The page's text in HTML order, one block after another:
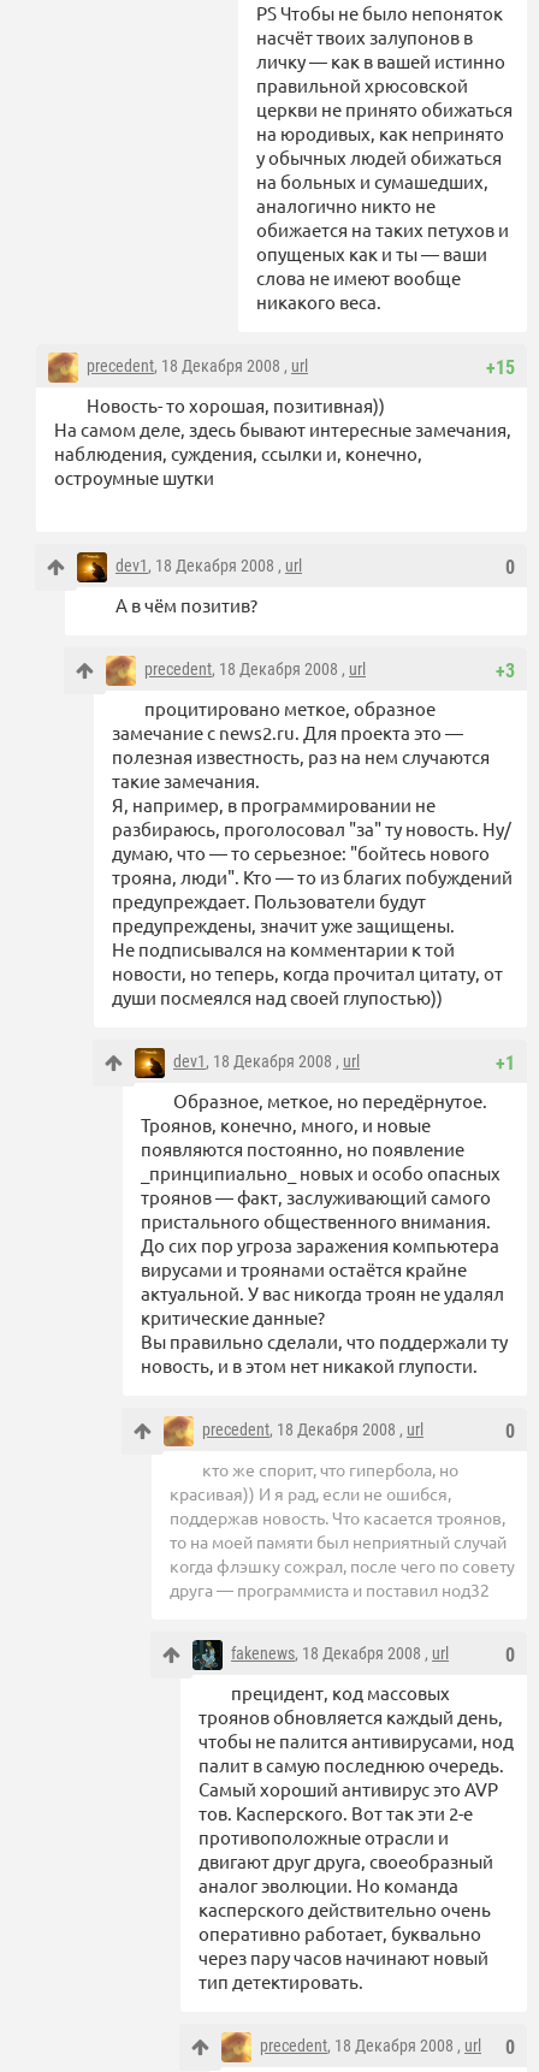
PS Чтобы не было непоняток
насчёт твоих залупонов в
личку — как в вашей истинно
правильной хрюсовской
церкви не принято обижаться
на юродивых, как непринято
у обычных людей обижаться
на больных и сумашедших,
аналогично никто не
обижается на таких петухов и
опущеных как и ты — ваши
слова не имеют вообще
никакого веса.
+15
precedent, 18 Декабря 2008 , url
Новость- то хорошая, позитивная))
На самом деле, здесь бывают интересные замечания,
наблюдения, суждения, ссылки и, конечно,
остроумные шутки
0
dev1, 18 Декабря 2008 , url
А в чём позитив?
+3
precedent, 18 Декабря 2008 , url
процитировано меткое, образное
замечание с news2.ru. Для проекта это —
полезная известность, раз на нем случаются
такие замечания.
Я, например, в программировании не
разбираюсь, проголосовал "за" ту новость. Ну/
думаю, что — то серьезное: "бойтесь нового
трояна, люди". Кто — то из благих побуждений
предупреждает. Пользователи будут
предупреждены, значит уже защищены.
Не подписывался на комментарии к той
новости, но теперь, когда прочитал цитату, от
души посмеялся над своей глупостью))
+1
dev1, 18 Декабря 2008 , url
Образное, меткое, но передёрнутое.
Троянов, конечно, много, и новые
появляются постоянно, но появление
_принципиально_ новых и особо опасных
троянов — факт, заслуживающий самого
пристального общественного внимания.
До сих пор угроза заражения компьютера
вирусами и троянами остаётся крайне
актуальной. У вас никогда троян не удалял
критические данные?
Вы правильно сделали, что поддержали ту
новость, и в этом нет никакой глупости.
0
precedent, 18 Декабря 2008 , url
кто же спорит, что гипербола, но
красивая)) И я рад, если не ошибся,
поддержав новость. Что касается троянов,
то на моей памяти был неприятный случай
когда флэшку сожрал, после чего по совету
друга — программиста и поставил нод32
0
fakenews, 18 Декабря 2008 , url
прецидент, код массовых
троянов обновляется каждый день,
чтобы не палится антивирусами, нод
палит в самую последнюю очередь.
Самый хороший антивирус это AVP
тов. Касперского. Вот так эти 2-е
противоположные отрасли и
двигают друг друга, своеобразный
аналог эволюции. Но команда
касперского действительно очень
оперативно работает, буквально
через пару часов начинают новый
тип детектировать.
0
precedent, 18 Декабря 2008 , url